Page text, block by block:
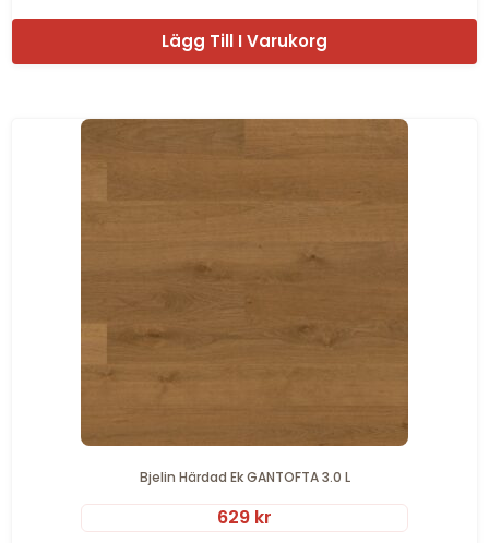
Lägg Till I Varukorg
Bjelin Härdad Ek GANTOFTA 3.0 L
629 kr